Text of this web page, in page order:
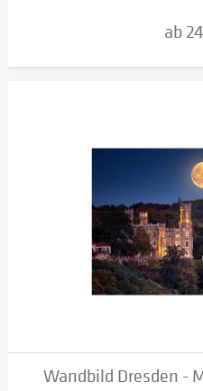
ab
Wandbild Dresden -